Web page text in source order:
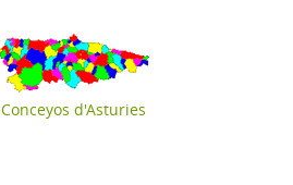
Conceyos d'Asturies